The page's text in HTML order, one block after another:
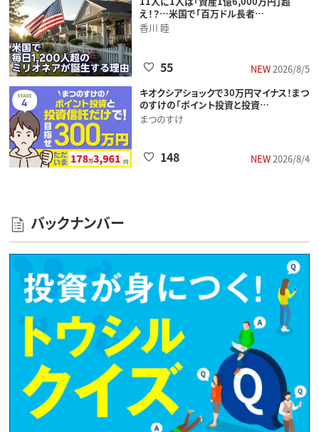
え！？…米国で「百万ドル長者…
香川 睦
NEW2026/8/5
55
キオクシアショックで30万円マイナス！まつ
のすけの「ポイント投資と投資…
まつのすけ
NEW2026/8/4
148
バックナンバー